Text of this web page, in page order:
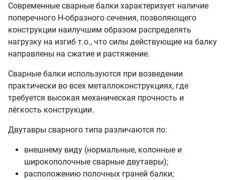
Современные сварные балки характеризует наличие
поперечного Н-образного сечения, позволяющего
конструкции наилучшим образом распределять
нагрузку на изгиб т.о., что силы действующие на балку
направлены на сжатие и растяжение.
Сварные балки используются при возведении
практически во всех металлоконструкциях, где
требуется высокая механическая прочность и
лёгкость конструкции.
Двутавры сварного типа различаются по:
внешнему виду (нормальные, колонные и
широкополочные сварные двутавры);
расположению полочных граней балки;